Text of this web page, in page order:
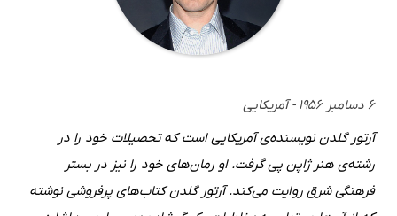
۶ دسامبر ۱۹۵۶ - آمریکایی
آرتور گلدن نویسنده‌ی آمریکایی است که تحصیلات خود را در
رشته‌ی هنر ژاپن پی گرفت. او رمان‌های خود را نیز در بستر
فرهنگی شرق روایت می‌کند. آرتور گلدن کتاب‌های پرفروشی نوشته